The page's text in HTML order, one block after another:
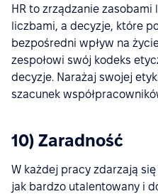
HR to zrządzanie zasobami
liczbami, a decyzje, które
bezpośredni wpływ na
zespołowi swój kodeks
decyzje. Narażaj swojej
szacunek
10) Zaradność
W każdej pracy zdarzają
jak bardzo utalentowany i